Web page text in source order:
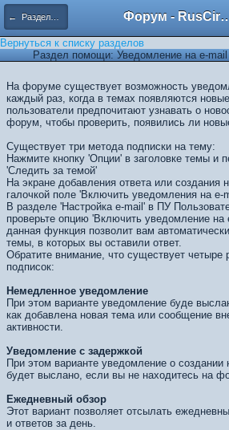
← Разделы помощи Форум -
Вернуться к списку разделов
Раздел помощи: Уведомление на е-
На форуме существует возможность
каждый раз, когда в темах появляются
пользователи предпочитают узнавать о
форум, чтобы проверить, появились ли
Существует три метода подписки на тему:
Нажмите кнопку 'Опции' в заголовке темы и
'Следить за темой'
На экране добавления ответа или создания
галочкой поле 'Включить уведомления на е-
В разделе 'Настройка е-mail' в ПУ
проверьте опцию 'Включить уведомление
данная функция позволит вам
темы, в которых вы оставили ответ.
Обратите внимание, что существует четыре
подписок:
Немедленное уведомление
При этом варианте уведомление буде
как добавлена новая тема или сообщение
активности.
Уведомление с задержкой
При этом варианте уведомление о создании
будет выслано, если вы не находитесь на
Ежедневный обзор
Этот вариант позволяет отсылать
и ответов за день.